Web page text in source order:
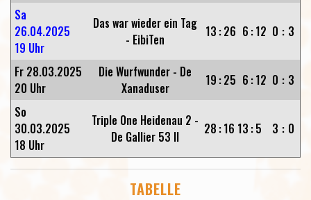
Sa
26.04.2025
19 Uhr
Das war wieder ein Tag
- EibiTen
13 :26 6 :12 0 : 3
Fr 28.03.2025
20 Uhr
Die Wurfwunder - De
Xanaduser
19 :25 6 :12 0 : 3
So
30.03.2025
18 Uhr
Triple One Heidenau 2 -
De Gallier 53 II
28 :16 13 :5 3 : 0
TABELLE